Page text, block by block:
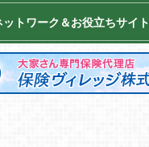
ットワーク＆お役立ちサイト